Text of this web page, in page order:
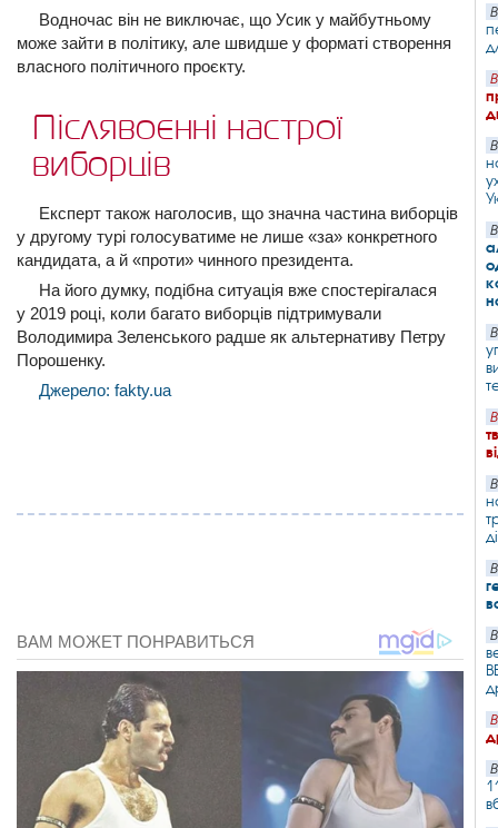
Водночас він не виключає, що Усик у майбутньому
може зайти в політику, але швидше у форматі створення
власного політичного проєкту.
Післявоєнні настрої
виборців
Експерт також наголосив, що значна частина виборців
у другому турі голосуватиме не лише «за» конкретного
кандидата, а й «проти» чинного президента.
На його думку, подібна ситуація вже спостерігалася
у 2019 році, коли багато виборців підтримували
Володимира Зеленського радше як альтернативу Петру
Порошенку.
Джерело: fakty.ua